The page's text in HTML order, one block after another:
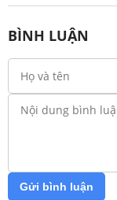
BÌNH LUẬN
Gửi bình luận